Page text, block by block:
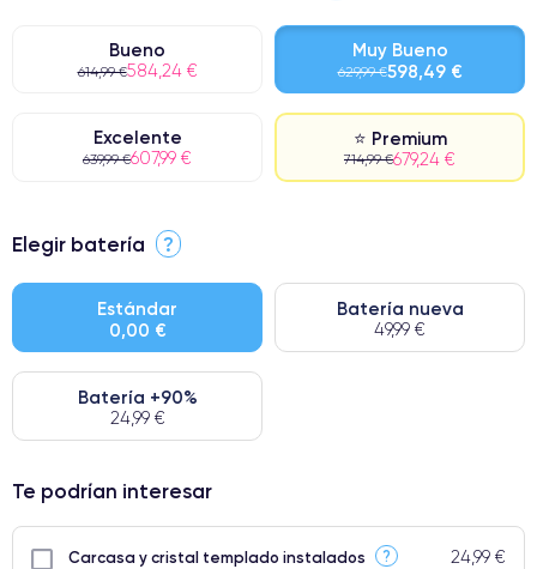
Bueno
614,99 €584,24 €
Muy Bueno
629,99 €598,49 €
Excelente
639,99 €607,99 €
⭐ Premium
714,99 €679,24 €
⭐ Premium
● Batería: uso intensivo.
● Solo el 5% de nuestros teléfonos tienen una categoría Premium.
Elegir batería ?
Estándar
0,00 €
Batería nueva
49,99 €
Batería +90%
24,99 €
Te podrían interesar
Carcasa y cristal templado instalados ? 24,99 €